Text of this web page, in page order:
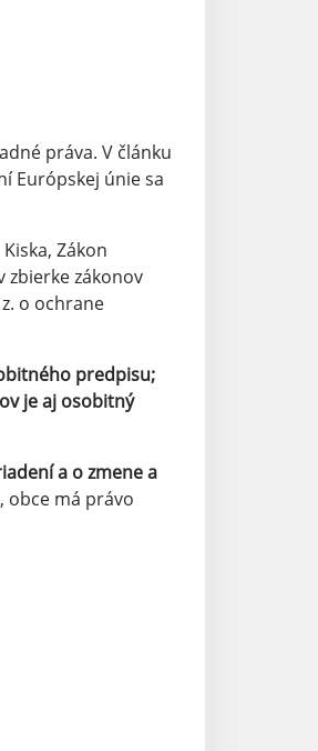
práva. V článku
Európskej únie sa
Zákon
zbierke zákonov
o ochrane
predpisu;
je aj osobitný
a o zmene a
obce má právo